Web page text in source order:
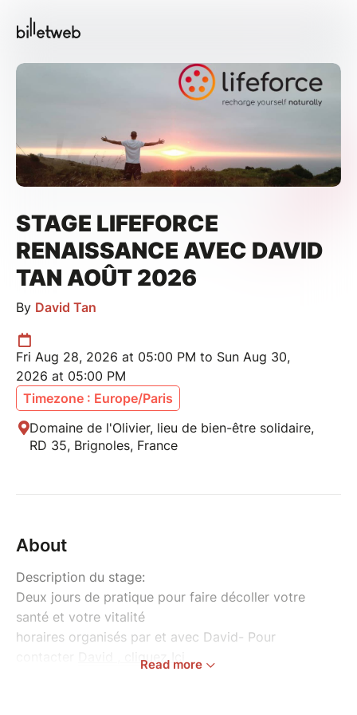
STAGE LIFEFORCE
RENAISSANCE AVEC DAVID
TAN AOÛT 2026
By David Tan
Fri Aug 28, 2026 at 05:00 PM to Sun Aug 30,
2026 at 05:00 PM
Timezone : Europe/Paris
Domaine de l'Olivier, lieu de bien-être solidaire,
RD 35, Brignoles, France
About
Description du stage:
Deux jours de pratique pour faire décoller votre
santé et votre vitalité
horaires organisés par et avec David- Pour
David , cliquez Ici
Read more